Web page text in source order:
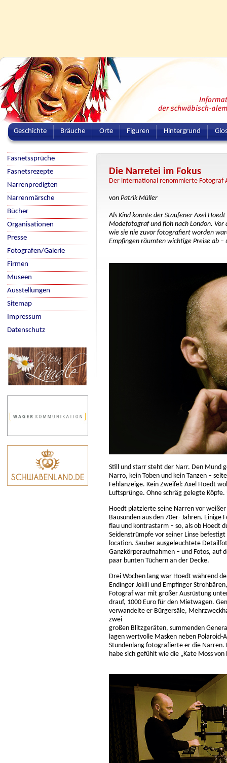
Geschichte Bräuche Orte Figuren Hintergrund
Die Narretei im Fokus
Der international renommierte Fotograf
von Patrik Müller
Als Kind konnte der Staufener Axel
Modefotograf und floh nach London.
wie sie nie zuvor fotografiert worden
Empfingen räumten wichtige Preise ab
Still und starr steht der Narr. Den Mund
Narro, kein Toben und kein Tanzen –
Fehlanzeige. Kein Zweifel: Axel Hoedt
Luftsprünge. Ohne schräg gelegte
Hoedt platzierte seine Narren vor
Bausünden aus den 70er- Jahren.
flau und kontrastarm – so, als ob Hoedt
Seidenstrümpfe vor seiner Linse
location. Sauber ausgeleuchtete
Ganzkörperaufnahmen – und Fotos, auf
paar bunten Tüchern an der Decke.
Drei Wochen lang war Hoedt während
Endinger Jokili und Empfinger
Fotograf war mit großer Ausrüstung
drauf, 1000 Euro für den Mietwagen.
verwandelte er Bürgersäle,
zwei
großen Blitzgeräten, summenden
lagen wertvolle Masken neben Polaroid-
Stundenlang fotografierte er die Narren.
habe sich gefühlt wie die „Kate Moss von
Fasnetssprüche
Fasnetsrezepte
Narrenpredigten
Narrenmärsche
Bücher
Organisationen
Presse
Fotografen/Galerie
Firmen
Museen
Ausstellungen
Sitemap
Impressum
Datenschutz